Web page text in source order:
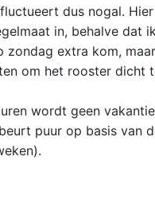
dus nogal.
in, behalve dat
zondag extra kom,
om het rooster dicht
wordt geen
puur op basis van